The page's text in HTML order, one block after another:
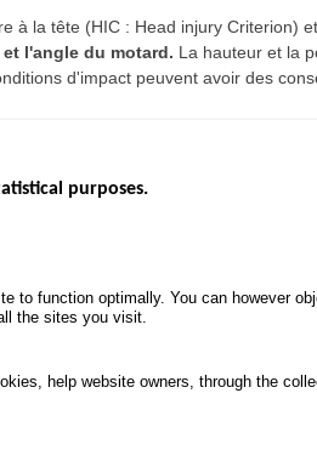
à la tête (HIC : Head injury Criterion)
l'angle du motard. La hauteur et la
d'impact peuvent avoir des
Road Safety Annual
Road traffic violations
DATA FROM ROAD
purposes.
to function optimally. You can however
the sites you visit.
help website owners, through the